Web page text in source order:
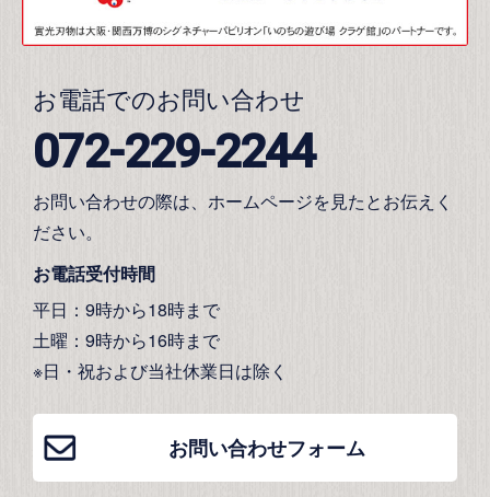
お電話でのお問い合わせ
072-229-2244
お問い合わせの際は、ホームページを見たとお伝えく
ださい。
お電話受付時間
平日：9時から18時まで
土曜：9時から16時まで
※日・祝および当社休業日は除く
お問い合わせフォーム